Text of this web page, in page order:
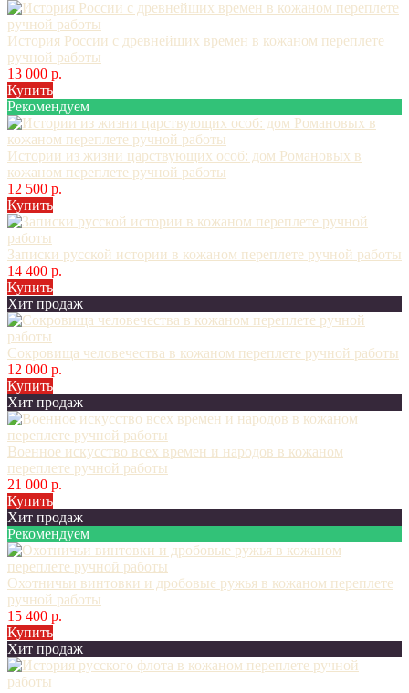
История России с древнейших времен в кожаном переплете
ручной работы
13 000 р.
Купить
Рекомендуем
Истории из жизни царствующих особ: дом Романовых в
кожаном переплете ручной работы
12 500 р.
Купить
Записки русской истории в кожаном переплете ручной работы
14 400 р.
Купить
Хит продаж
Сокровища человечества в кожаном переплете ручной работы
12 000 р.
Купить
Хит продаж
Военное искусство всех времен и народов в кожаном
переплете ручной работы
21 000 р.
Купить
Хит продаж
Рекомендуем
Охотничьи винтовки и дробовые ружья в кожаном переплете
ручной работы
15 400 р.
Купить
Хит продаж